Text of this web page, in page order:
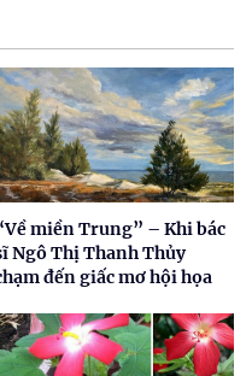
miền Trung” – Khi bác
Ngô Thị Thanh Thủy
đến giấc mơ hội họa